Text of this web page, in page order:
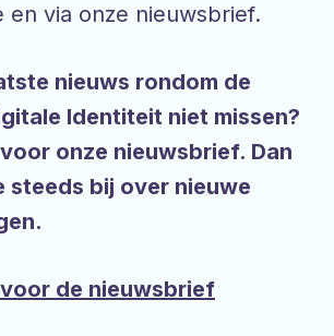
en via onze nieuwsbrief.
nieuws rondom de
Identiteit niet missen?
onze nieuwsbrief. Dan
steeds bij over nieuwe
de nieuwsbrief